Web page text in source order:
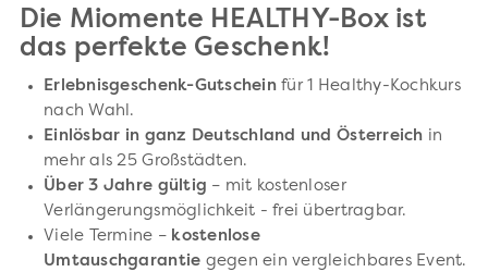
Die Miomente HEALTHY-Box ist
das perfekte Geschenk!
Erlebnisgeschenk-Gutscheinfür 1 Healthy-Kochkurs
nach Wahl.
Einlösbar in ganz Deutschland und Österreich in
mehr als 25 Großstädten.
Über 3 Jahre gültig – mit kostenloser
Verlängerungsmöglichkeit - frei übertragbar.
Viele Termine – kostenlose
Umtauschgarantie gegen ein vergleichbares Event.